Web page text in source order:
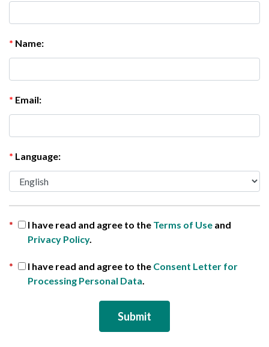
* Name:
* Email:
* Language:
* I have read and agree to the Terms of Use and
Privacy Policy.
* I have read and agree to the Consent Letter for
Processing Personal Data.